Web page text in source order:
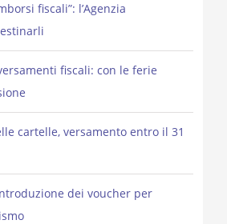
fiscali”: l’Agenzia
fiscali: con le ferie
cartelle, versamento entro il 31
dei voucher per